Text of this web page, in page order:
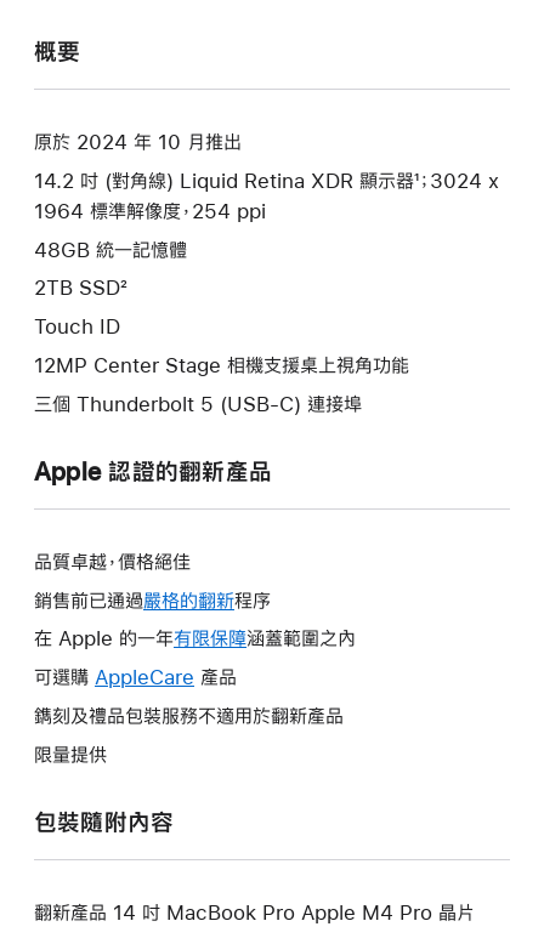
概要
原於 2024 年 10 月推出
14.2 吋 (對角線) Liquid Retina XDR 顯示器¹；3024 x
1964 標準解像度，254 ppi
48GB 統一記憶體
2TB SSD²
Touch ID
12MP Center Stage 相機支援桌上視角功能
三個 Thunderbolt 5 (USB-C) 連接埠
Apple 認證的翻新產品
品質卓越，價格絕佳
銷售前已通過嚴格的翻新程序
在 Apple 的一年有限保障這
啟
涵蓋範圍之內
可選購 AppleCare 這
會
新
窗。
產品
鐫刻及禮品包裝服務不適用於翻新產品
限量提供
包裝隨附內容
翻新產品 14 吋 MacBook Pro Apple M4 Pro 晶片